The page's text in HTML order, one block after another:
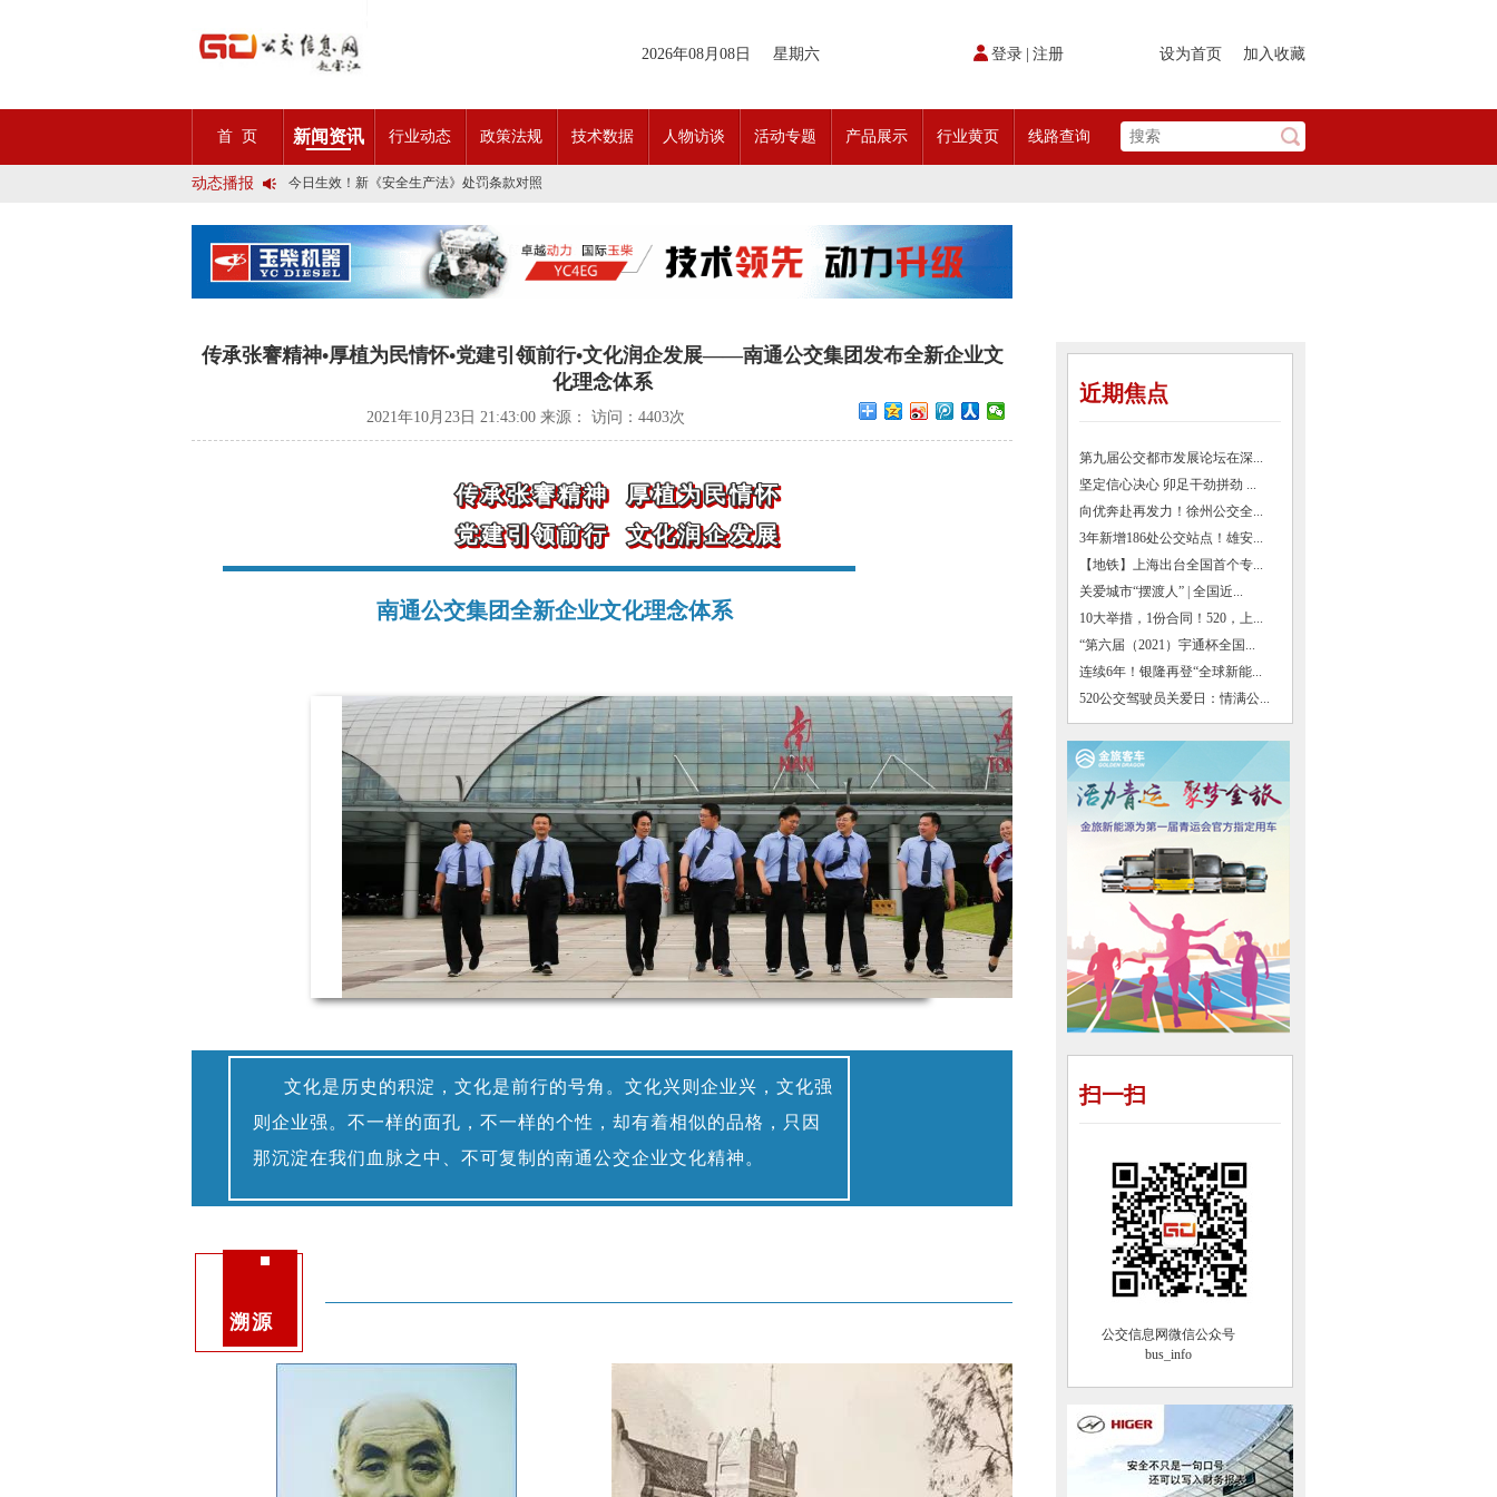
2026年08月08日 星期六 登录 注册 设为首页 加入收藏
首 页 新闻资讯 行业动态 政策法规 技术数据 人物访谈 活动专题 产品展示 行业黄页 线路查询
动态播报
第九届公交都市发展论坛 (深圳)邀请函
石河子市公交公司荣获全国五一劳动奖状
岁月为鉴人民为证，百年北京公交实现历史性跨越！
今日生效！新《安全生产法》处罚条款对照
交通运输部、科学技术部发布关于科技创新驱动加快建设交通强国的意见
第九届公交都市发展论坛 (深圳)邀请函
石河子市公交公司荣获全国五一劳动奖状
宜昌公交春节滨江观光定制巴士18日开行！
传承张謇精神•厚植为民情怀•党建引领前行•文化润企发展——南通公交集团发布全新企业文化理念体系
创新 实践 沟通 | 聚焦「智慧公交」目标 助推公交转型发展——沪苏城市公交企业经验交流会在通顺利召开
今日生效！新《安全生产法》处罚条款对照
交通运输部、科学技术部发布关于科技创新驱动加快建设交通强国的意见
传承张謇精神•厚植为民情怀•党建引领前行•文化润企发展——南通公交集团发布全新企业文
化理念体系
2021年10月23日 21:43:00 来源： 访问： 4403次
传承张謇精神 厚植为民情怀
党建引领前行 文化润企发展
南通公交集团全新企业文化理念体系
文化是历史的积淀，文化是前行的号角。文化兴则企业兴，文化强
则企业强。不一样的面孔，不一样的个性，却有着相似的品格，只因
那沉淀在我们血脉之中、不可复制的南通公交企业文化精神。
溯源
近期焦点
第九届公交都市发展论坛在深...
坚定信心决心 卯足干劲拼劲 ...
向优奔赴再发力！徐州公交全...
3年新增186处公交站点！雄安...
【地铁】上海出台全国首个专...
关爱城市“摆渡人” | 全国近...
10大举措，1份合同！520，上...
“第六届（2021）宇通杯全国...
连续6年！银隆再登“全球新能...
520公交驾驶员关爱日：情满公...
扫一扫
公交信息网微信公众号
bus_info